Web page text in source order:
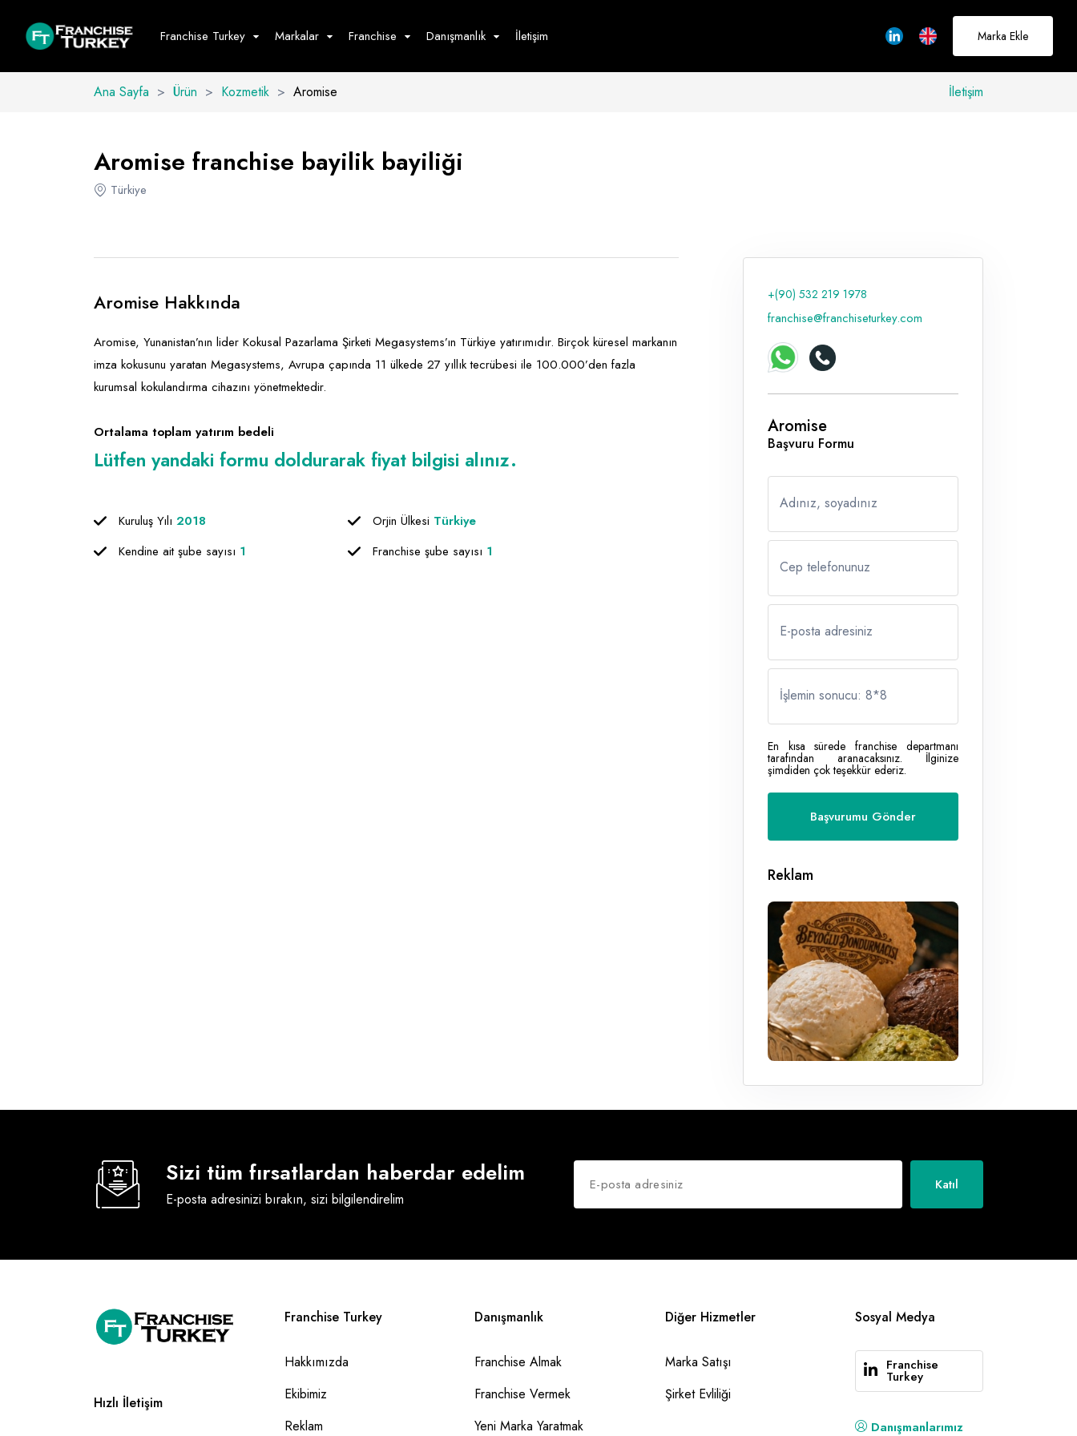
Franchise Turkey Markalar
Hepsini Göster
buradayız
Hakkımızda
Franchise Danışmanlık İletişim Marka Ekle
Ana Sayfa > Ürün > Kozmetik > Aromise İletişim
Aromise franchise bayilik bayiliği
Türkiye
Aromise Hakkında
Aromise, Yunanistan’nın lider Kokusal Pazarlama Şirketi Megasystems’ın Türkiye yatırımıdır. Birçok küresel markanın
imza kokusunu yaratan Megasystems, Avrupa çapında 11 ülkede 27 yıllık tecrübesi ile 100.000’den fazla
kurumsal kokulandırma cihazını yönetmektedir.
Ortalama toplam yatırım bedeli
Lütfen yandaki formu doldurarak fiyat bilgisi alınız.
Kuruluş Yılı 2018 Orjin Ülkesi Türkiye
Kendine ait şube sayısı 1 Franchise şube sayısı 1
+(90) 532 219 1978
franchise@franchiseturkey.com
Aromise
Başvuru Formu
Adınız, soyadınız
Cep telefonunuz
E-posta adresiniz
İşlemin sonucu: 8*8
En kısa sürede franchise departmanı
tarafından aranacaksınız. İlginize
şimdiden çok teşekkür ederiz.
Reklam
Sizi tüm fırsatlardan haberdar edelim
E-posta adresinizi bırakın, sizi bilgilendirelim
Katıl
Hızlı İletişim
Franchise Turkey
Hakkımızda
Ekibimiz
Reklam
Danışmanlık
Franchise Almak
Franchise Vermek
Yeni Marka Yaratmak
Diğer Hizmetler
Marka Satışı
Şirket Evliliği
Sosyal Medya
Franchise
Turkey
Danışmanlarımız